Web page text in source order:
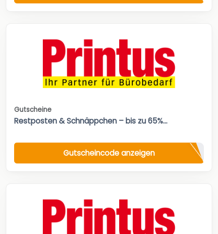
Gutscheine
Restposten & Schnäppchen – bis zu 65%...
Gutscheincode anzeigen